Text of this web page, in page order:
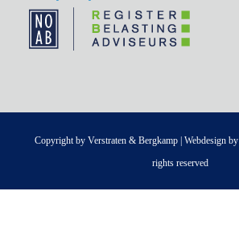
Copyright by Verstraten & Bergkamp | Webdesign by
rights reserved